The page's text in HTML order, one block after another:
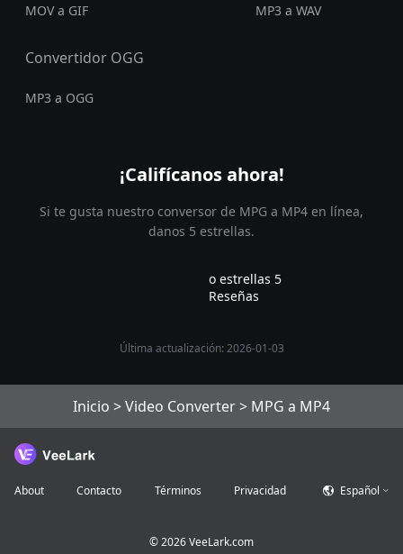
MOV a GIF MP3 a WAV
Convertidor OGG
MP3 a OGG
¡Califícanos ahora!
Si te gusta nuestro conversor de MPG a MP4 en línea,
danos 5 estrellas.
o estrellas 5
Reseñas
Última actualización: 2026-01-03
Inicio >Video Converter> MPG a MP4
About Contacto Términos Privacidad Español
©2026VeeLark.com